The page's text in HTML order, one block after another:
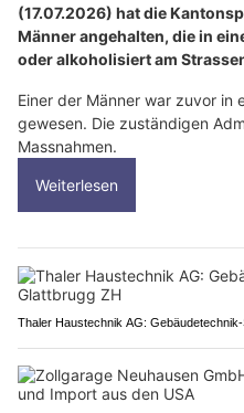
(17.07.2026) hat die
Männer angehalten, die in
oder alkoholisiert am
Einer der Männer war zuvor in
gewesen. Die zuständigen
Massnahmen.
Weiterlesen
Thaler Haustechnik AG: